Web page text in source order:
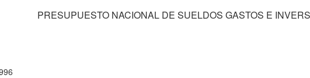
PRESUPUESTO NACIONAL DE SUELDOS GASTOS E